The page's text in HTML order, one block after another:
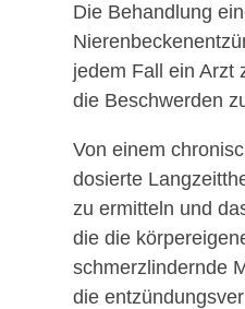
Die Behandlung
jedem Fall ein Arzt
die Beschwerden
Von einem
dosierte
zu ermitteln und
die die
schmerzlindernde
die